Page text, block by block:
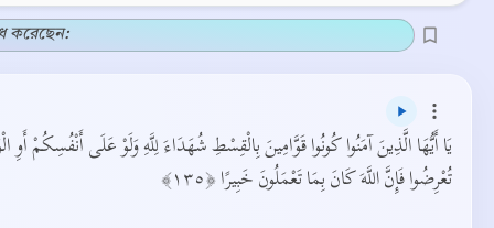
করেছেন:
يَا أَيُّهَا الَّذِينَ آمَنُوا كُونُوا قَوَّامِينَ بِالْقِسْطِ شُهَدَاءَ لِلَّهِ وَلَوْ عَلَى أَنْفُسِكُمْ أَوِ
تُعْرِضُوا فَإِنَّ اللَّهَ كَانَ بِمَا تَعْمَلُونَ خَبِيرًا ﴿١٣٥﴾